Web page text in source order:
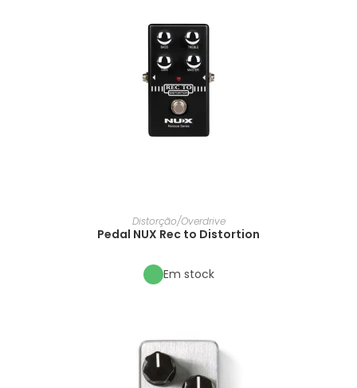
Distorção/Overdrive
Pedal NUX Rec to Distortion
Em stock